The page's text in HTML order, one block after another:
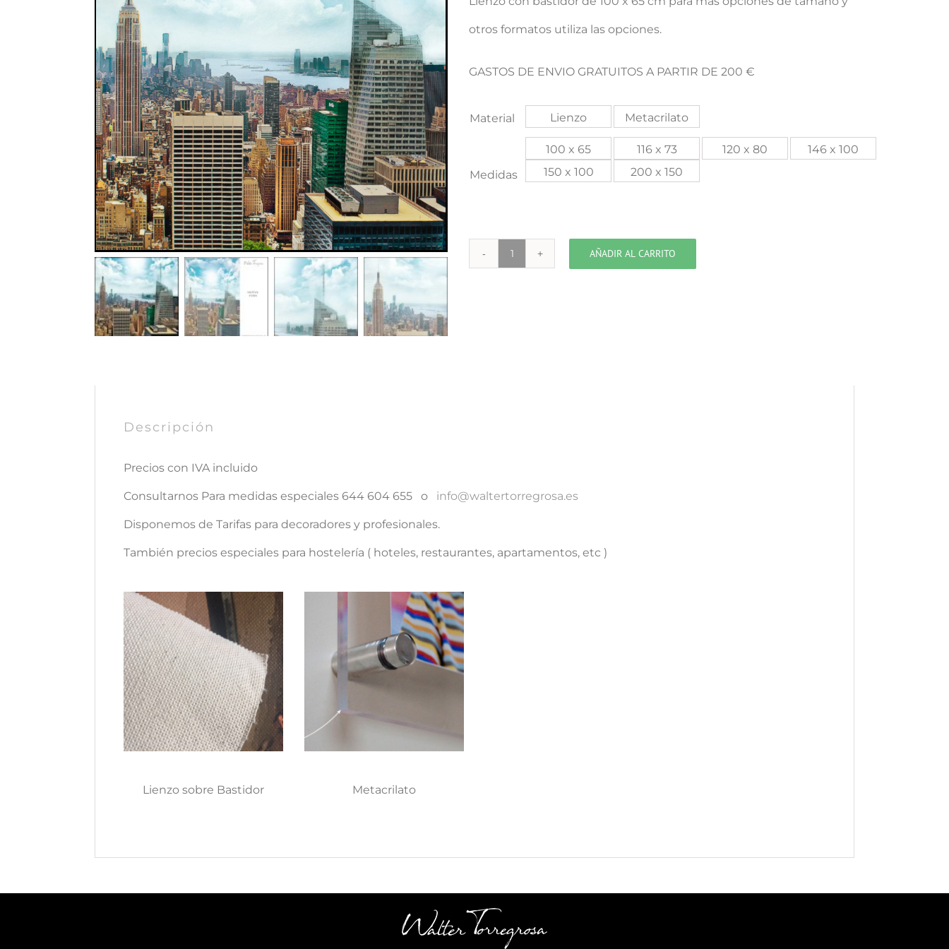
otros formatos utiliza las opciones.
GASTOS DE ENVIO GRATUITOS A PARTIR DE 200 €
Material Lienzo Metacrilato
Medidas
100 x 65 116 x 73 120 x 80
146 x 100
150 x 100
200 x 150
NY
AÑADIR AL CARRITO
Descripción
Precios con IVA incluido
Consultarnos Para medidas especiales 644 604 655 o info@waltertorregrosa.es
Disponemos de Tarifas para decoradores y profesionales.
También precios especiales para hostelería ( hoteles, restaurantes, apartamentos, etc )
Lienzo sobre Bastidor Metacrilato